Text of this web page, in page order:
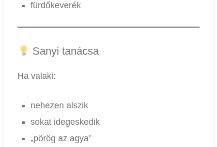
fürdőkeverék
Sanyi tanácsa
Ha valaki:
nehezen alszik
sokat idegeskedik
„pörög az agya”